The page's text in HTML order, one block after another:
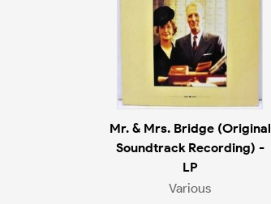
Mr. & Mrs. Bridge (Original
Soundtrack Recording) -
LP
Various